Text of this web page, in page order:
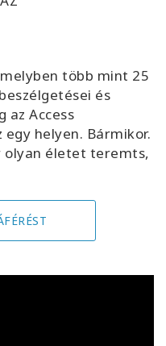
több mint 25
és
Access
egy helyen. Bármikor.
olyan életet teremts,